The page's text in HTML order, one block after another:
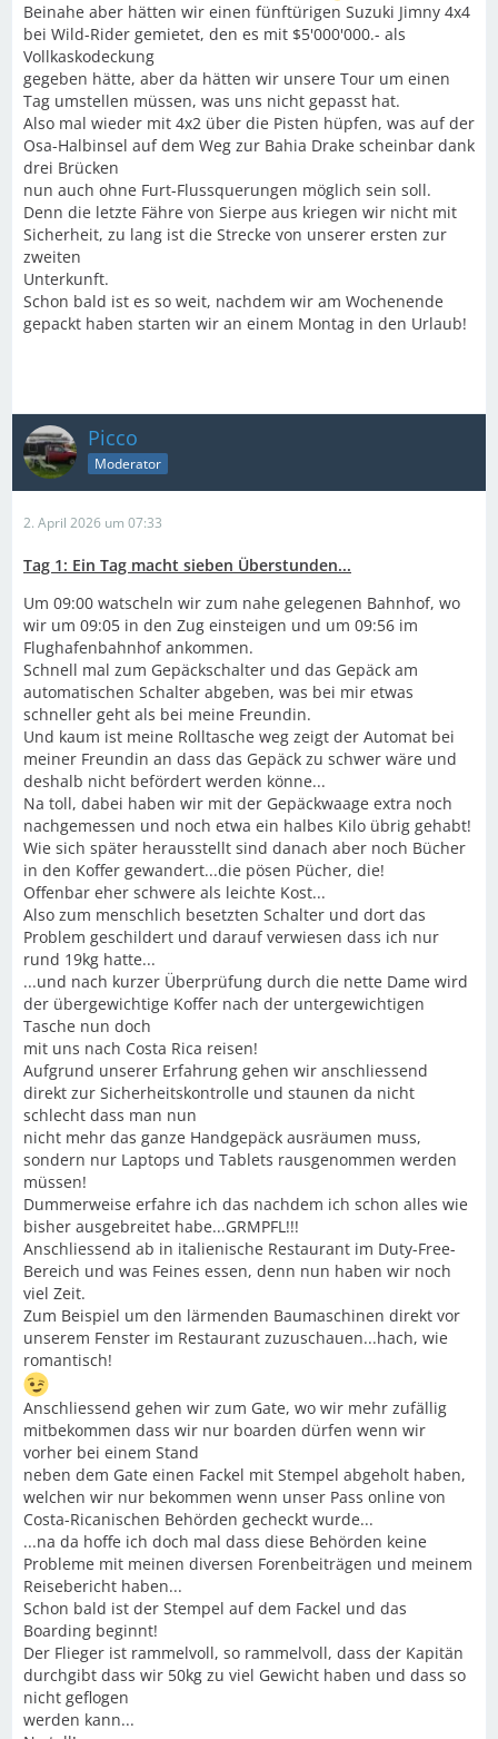
Beinahe aber hätten wir einen fünftürigen Suzuki Jimny 4x4
bei Wild-Rider gemietet, den es mit $5'000'000.- als
Vollkaskodeckung
gegeben hätte, aber da hätten wir unsere Tour um einen
Tag umstellen müssen, was uns nicht gepasst hat.
Also mal wieder mit 4x2 über die Pisten hüpfen, was auf der
Osa-Halbinsel auf dem Weg zur Bahia Drake scheinbar dank
drei Brücken
nun auch ohne Furt-Flussquerungen möglich sein soll.
Denn die letzte Fähre von Sierpe aus kriegen wir nicht mit
Sicherheit, zu lang ist die Strecke von unserer ersten zur
zweiten
Unterkunft.
Schon bald ist es so weit, nachdem wir am Wochenende
gepackt haben starten wir an einem Montag in den Urlaub!
Picco
Moderator
2. April 2026 um 07:33
Tag 1: Ein Tag macht sieben Überstunden...
Um 09:00 watscheln wir zum nahe gelegenen Bahnhof, wo
wir um 09:05 in den Zug einsteigen und um 09:56 im
Flughafenbahnhof ankommen.
Schnell mal zum Gepäckschalter und das Gepäck am
automatischen Schalter abgeben, was bei mir etwas
schneller geht als bei meine Freundin.
Und kaum ist meine Rolltasche weg zeigt der Automat bei
meiner Freundin an dass das Gepäck zu schwer wäre und
deshalb nicht befördert werden könne...
Na toll, dabei haben wir mit der Gepäckwaage extra noch
nachgemessen und noch etwa ein halbes Kilo übrig gehabt!
Wie sich später herausstellt sind danach aber noch Bücher
in den Koffer gewandert...die pösen Pücher, die!
Offenbar eher schwere als leichte Kost...
Also zum menschlich besetzten Schalter und dort das
Problem geschildert und darauf verwiesen dass ich nur
rund 19kg hatte...
...und nach kurzer Überprüfung durch die nette Dame wird
der übergewichtige Koffer nach der untergewichtigen
Tasche nun doch
mit uns nach Costa Rica reisen!
Aufgrund unserer Erfahrung gehen wir anschliessend
direkt zur Sicherheitskontrolle und staunen da nicht
schlecht dass man nun
nicht mehr das ganze Handgepäck ausräumen muss,
sondern nur Laptops und Tablets rausgenommen werden
müssen!
Dummerweise erfahre ich das nachdem ich schon alles wie
bisher ausgebreitet habe...GRMPFL!!!
Anschliessend ab in italienische Restaurant im Duty-Free-
Bereich und was Feines essen, denn nun haben wir noch
viel Zeit.
Zum Beispiel um den lärmenden Baumaschinen direkt vor
unserem Fenster im Restaurant zuzuschauen...hach, wie
romantisch!
Anschliessend gehen wir zum Gate, wo wir mehr zufällig
mitbekommen dass wir nur boarden dürfen wenn wir
vorher bei einem Stand
neben dem Gate einen Fackel mit Stempel abgeholt haben,
welchen wir nur bekommen wenn unser Pass online von
Costa-Ricanischen Behörden gecheckt wurde...
...na da hoffe ich doch mal dass diese Behörden keine
Probleme mit meinen diversen Forenbeiträgen und meinem
Reisebericht haben...
Schon bald ist der Stempel auf dem Fackel und das
Boarding beginnt!
Der Flieger ist rammelvoll, so rammelvoll, dass der Kapitän
durchgibt dass wir 50kg zu viel Gewicht haben und dass so
nicht geflogen
werden kann...